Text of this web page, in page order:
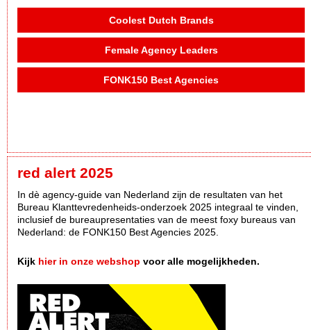
Coolest Dutch Brands
Female Agency Leaders
FONK150 Best Agencies
red alert 2025
In dè agency-guide van Nederland zijn de resultaten van het
Bureau Klanttevredenheids-onderzoek 2025 integraal te vinden,
inclusief de bureaupresentaties van de meest foxy bureaus van
Nederland: de FONK150 Best Agencies 2025.
Kijk hier in onze webshop voor alle mogelijkheden.